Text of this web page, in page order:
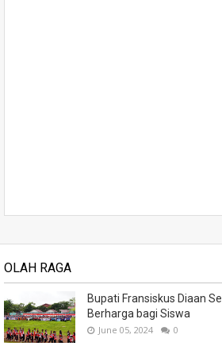
OLAH RAGA
Bupati Fransiskus Diaan
Berharga bagi Siswa
June 05, 2024 0